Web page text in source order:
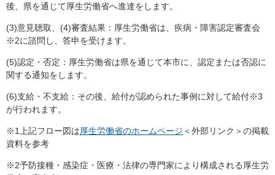
後、県を通じて厚生労働省へ進達をします。
(3)意見聴取、(4)審査結果：厚生労働省は、疾病・障害認定審査会
※2に諮問し、答申を受けます。
(5)認定・否定：厚生労働省は県を通じて本市に、認定または否認に
関する通知をします。
(6)支給・不支給：その後、給付が認められた事例に対して給付※3
が行われます。
※1上記フロー図は厚生労働省のホームページ ＜外部リンク＞の掲載
資料を参考
※2予防接種・感染症・医療・法律の専門家により構成される厚生労